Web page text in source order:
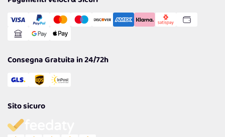
Gestisci Cookie
Reso Facile e Veloce
Consegna Gratuita in 24/72h
Sito sicuro